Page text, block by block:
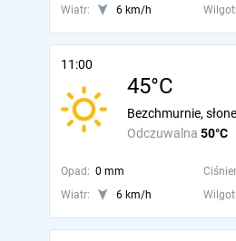
Wiatr:
6 km/h
11:00
45°C
Odczuwalna 50°C
Bezchmurnie,
Opad: 0 mm
Wiatr:
6 km/h